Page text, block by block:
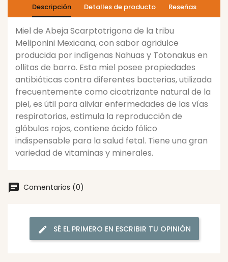
Descripción Detalles de producto Reseñas
Miel de Abeja Scarptotrigona de la tribu
Meliponini Mexicana, con sabor agridulce
producida por indígenas Nahuas y Totonakus en
ollitas de barro. Esta miel posee propiedades
antibióticas contra diferentes bacterias, utilizada
frecuentemente como cicatrizante natural de la
piel, es útil para aliviar enfermedades de las vías
respiratorias, estimula la reproducción de
glóbulos rojos, contiene ácido fólico
indispensable para la salud fetal. Tiene una gran
variedad de vitaminas y minerales.
Comentarios (0)
SÉ EL PRIMERO EN ESCRIBIR TU OPINIÓN